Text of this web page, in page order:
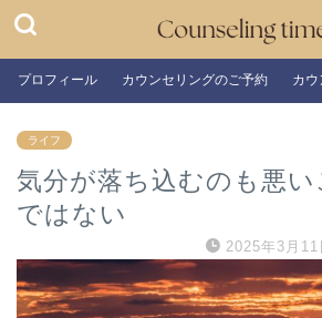
プロフィール カウンセリングのご予約 カ
ライフ
気分が落ち込むのも悪い
ではない
2025年3月11